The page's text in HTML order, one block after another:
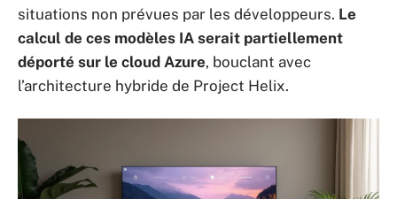
situations non prévues par les développeurs. Le
calcul de ces modèles IA serait partiellement
déporté sur le cloud Azure, bouclant avec
l’architecture hybride de Project Helix.